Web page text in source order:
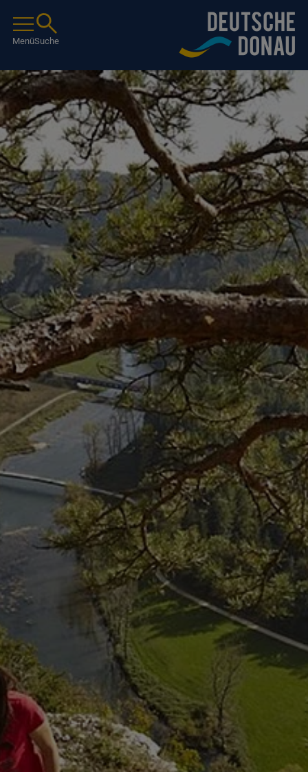
MenüSuche